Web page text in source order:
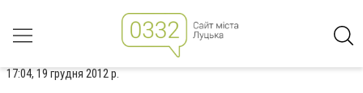
17:04, 19 грудня 2012 р.